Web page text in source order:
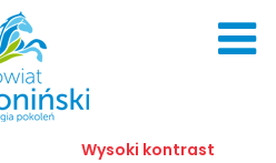
Wysoki kontrast